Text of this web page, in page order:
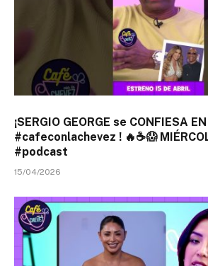
¡SERGIO GEORGE se CONFIESA EN
#cafeconlachevez ! 🔥☕😱
#podcast
15/04/2026